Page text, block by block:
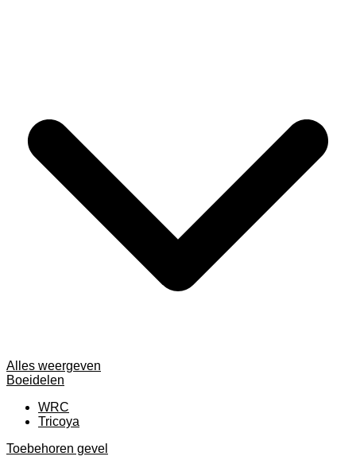
Alles weergeven
Boeidelen
WRC
Tricoya
Toebehoren gevel